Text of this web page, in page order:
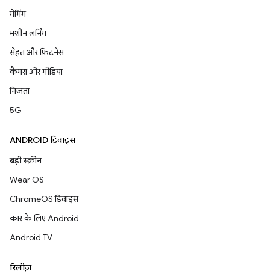
गेमिंग
मशीन लर्निंग
सेहत और फ़िटनेस
कैमरा और मीडिया
निजता
5G
ANDROID डिवाइस
बड़ी स्क्रीन
Wear OS
ChromeOS डिवाइस
कार के लिए Android
Android TV
रिलीज़